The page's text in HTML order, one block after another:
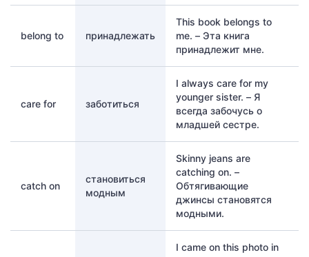
belong to принадлежать
This book belongs to
me. – Эта книга
принадлежит мне.
care for заботиться
I always care for my
younger sister. – Я
всегда забочусь о
младшей сестре.
catch on
становиться
модным
Skinny jeans are
catching on. –
Обтягивающие
джинсы становятся
модными.
I came on this photo in